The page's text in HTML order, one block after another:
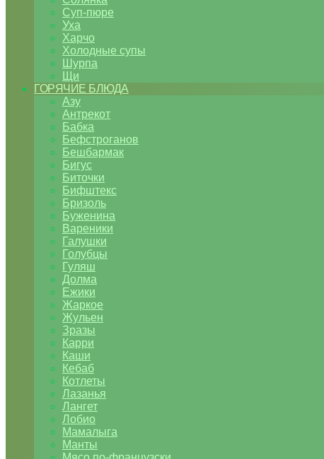
Суп-пюре
Уха
Харчо
Холодные супы
Шурпа
Щи
ГОРЯЧИЕ БЛЮДА
Азу
Антрекот
Бабка
Бефстроганов
Бешбармак
Бигус
Биточки
Бифштекс
Бризоль
Буженина
Вареники
Галушки
Голубцы
Гуляш
Долма
Ежики
Жаркое
Жульен
Зразы
Карри
Каши
Кебаб
Котлеты
Лазанья
Лангет
Лобио
Мамалыга
Манты